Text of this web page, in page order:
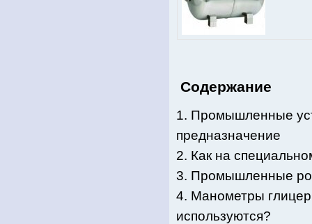
Содержание
1. Промышленные
предназначение
2. Как на
3. Промышленные
4. Манометры
используются?